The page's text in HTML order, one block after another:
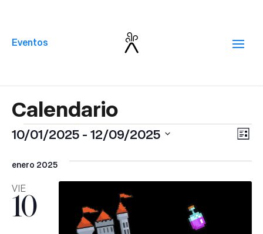
Eventos
Eventos
de
Lista
10/01/2025 - 12/09/2025
la
enero 2025
VIE
10